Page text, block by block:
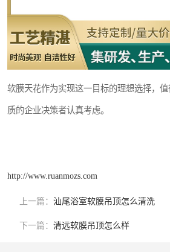
软膜天花作为实现这一目标的理想选择，
质的企业决策者认真考虑。
http://www.ruanmozs.com
上一篇： 汕尾浴室软膜吊顶怎么清洗
下一篇： 清远软膜吊顶怎么样